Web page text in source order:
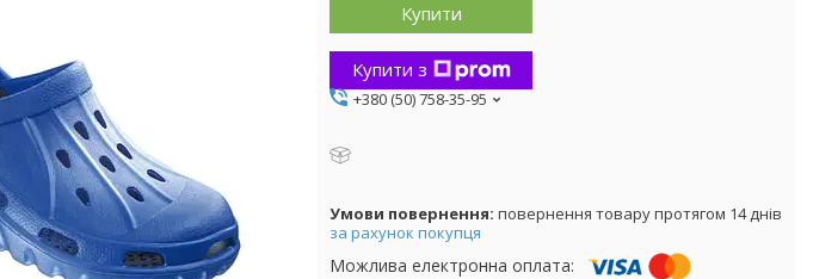
Купити
Купити з
+380 (50) 758-35-95
повернення товару протягом 14 днів
за рахунок покупця